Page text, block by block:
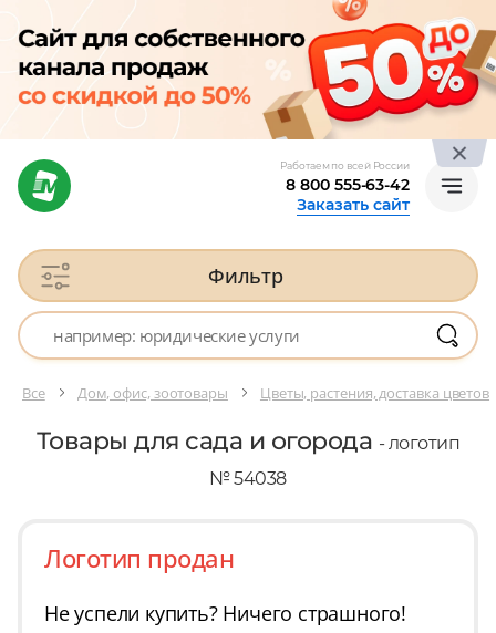
Работаем по всей России
8 800 555-63-42
Заказать сайт
Фильтр
Все Дом, офис, зоотовары Цветы, растения, доставка цветов
Товары для сада и огорода - логотип
№ 54038
Логотип продан
Не успели купить? Ничего страшного!